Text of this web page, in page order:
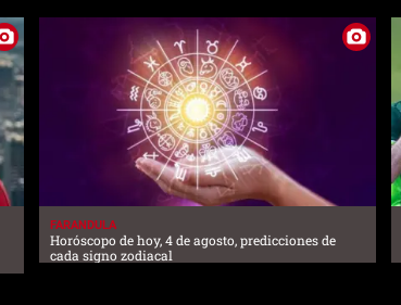
FARANDULA
Horóscopo de hoy, 4 de agosto, predicciones de
cada signo zodiacal